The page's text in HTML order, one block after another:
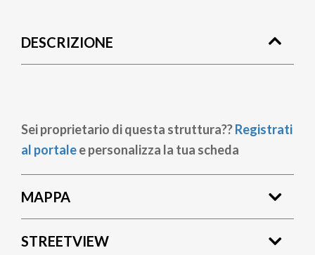
pane
DESCRIZIONE
Sei proprietario di questa struttura??Registrati
al portalee personalizza la tua scheda
MAPPA
STREETVIEW